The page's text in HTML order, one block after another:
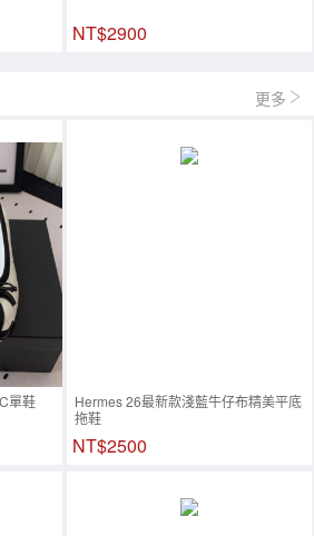
NT$2900
更多
單鞋
Hermes 26最新款淺藍牛仔布精美平底
拖鞋
NT$2500